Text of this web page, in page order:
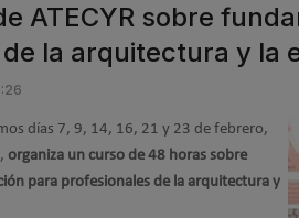
ATECYR sobre
la arquitectura y la
días 7, 9, 14, 16, 21 y 23 de febrero,
organiza un curso de 48 horas sobre
para profesionales de la arquitectura y